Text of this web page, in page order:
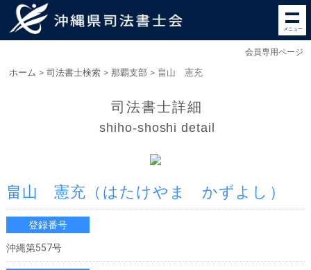
メニュー
会員専用ページ
ホーム > 司法書士検索 > 那覇支部 > 畠山 憲充
司法書士詳細
shiho-shoshi detail
畠山 憲充 （はたけやま かずよし）
登録番号
沖縄第557号